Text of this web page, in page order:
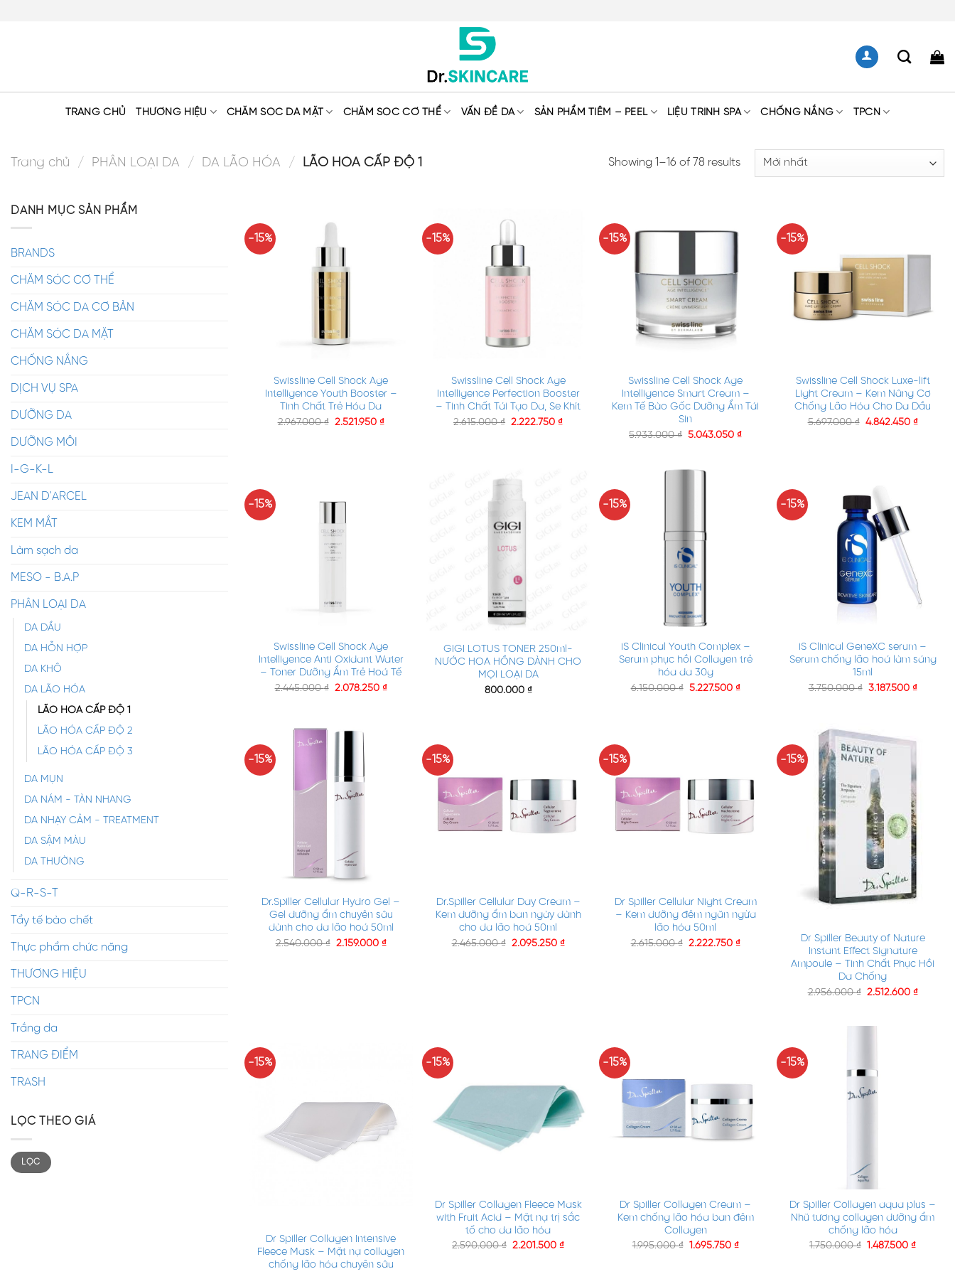
TRANG CHỦ THƯƠNG HIỆU CHĂM SÓC DA MẶT CHĂM SÓC CƠ THỂ VẤN ĐỀ DA SẢN PHẨM TIÊM – PEEL LIỆU TRÌNH SPA CHỐNG NẮNG TPCN
Trang chủ / PHÂN LOẠI DA / DA LÃO HÓA / LÃO HÓA CẤP ĐỘ 1 Showing 1–16 of 78 results
DANH MỤC SẢN PHẨM
BRANDS
CHĂM SÓC CƠ THỂ
CHĂM SÓC DA CƠ BẢN
CHĂM SÓC DA MẶT
CHỐNG NẮNG
DỊCH VỤ SPA
DƯỠNG DA
DƯỠNG MÔI
I-G-K-L
JEAN D'ARCEL
KEM MẮT
Làm sạch da
MESO - B.A.P
PHÂN LOẠI DA
DA DẦU
DA HỖN HỢP
DA KHÔ
DA LÃO HÓA
LÃO HÓA CẤP ĐỘ 1
LÃO HÓA CẤP ĐỘ 2
LÃO HÓA CẤP ĐỘ 3
DA MỤN
DA NÁM - TÀN NHANG
DA NHẠY CẢM - TREATMENT
DA SẬM MÀU
DA THƯỜNG
Q-R-S-T
Tẩy tế bào chết
Thực phẩm chức năng
THƯƠNG HIỆU
TPCN
Trắng da
TRANG ĐIỂM
TRASH
LỌC THEO GIÁ
LỌC
-15%
Swissline Cell Shock Age
Intelligence Youth Booster –
Tinh Chất Trẻ Hóa Da
2.967.000₫ 2.521.950 ₫
-15%
Swissline Cell Shock Age
Intelligence Perfection Booster
– Tinh Chất Tái Tạo Da, Se Khít
2.615.000₫ 2.222.750₫
-15%
Swissline Cell Shock Age
Intelligence Smart Cream –
Kem Tế Bào Gốc Dưỡng Ẩm Tái
Sin
5.933.000₫ 5.043.050₫
-15%
Swissline Cell Shock Luxe-lift
Light Cream – Kem Nâng Cơ
Chống Lão Hóa Cho Da Dầu
5.697.000₫ 4.842.450 ₫
-15%
Swissline Cell Shock Age
Intelligence Anti Oxidant Water
– Toner Dưỡng Ẩm Trẻ Hoá Tế
2.445.000₫ 2.078.250 ₫
GIGI LOTUS TONER 250ml-
NƯỚC HOA HỒNG DÀNH CHO
MỌI LOẠI DA
800.000 ₫
-15%
iS Clinical Youth Complex –
Serum phục hồi Collagen trẻ
hóa da 30g
6.150.000₫ 5.227.500 ₫
-15%
iS Clinical GeneXC serum –
Serum chống lão hoá làm sáng
15ml
3.750.000₫ 3.187.500 ₫
-15%
Dr.Spiller Cellular Hydro Gel –
Gel dưỡng ẩm chuyên sâu
dành cho da lão hoá 50ml
2.540.000₫ 2.159.000 ₫
-15%
Dr.Spiller Cellular Day Cream –
Kem dưỡng ẩm ban ngày dành
cho da lão hoá 50ml
2.465.000₫ 2.095.250 ₫
-15%
Dr Spiller Cellular Night Cream
– Kem dưỡng đêm ngăn ngừa
lão hóa 50ml
2.615.000₫ 2.222.750 ₫
-15%
Dr Spiller Beauty of Nature
Instant Effect Signature
Ampoule – Tinh Chất Phục Hồi
Da Chống
2.956.000₫ 2.512.600 ₫
-15%
Dr Spiller Collagen Intensive
Fleece Mask – Mặt nạ collagen
chống lão hóa chuyên sâu
-15%
Dr Spiller Collagen Fleece Mask
with Fruit Acid – Mặt nạ trị sắc
tố cho da lão hóa
2.590.000₫ 2.201.500₫
-15%
Dr Spiller Collagen Cream –
Kem chống lão hóa ban đêm
Collagen
1.995.000₫ 1.695.750 ₫
-15%
Dr Spiller Collagen aqua plus –
Nhũ tương collagen dưỡng ẩm
chống lão hóa
1.750.000₫ 1.487.500₫